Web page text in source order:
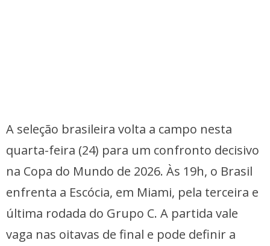
A seleção brasileira volta a campo nesta
quarta-feira (24) para um confronto decisivo
na Copa do Mundo de 2026. Às 19h, o Brasil
enfrenta a Escócia, em Miami, pela terceira e
última rodada do Grupo C. A partida vale
vaga nas oitavas de final e pode definir a